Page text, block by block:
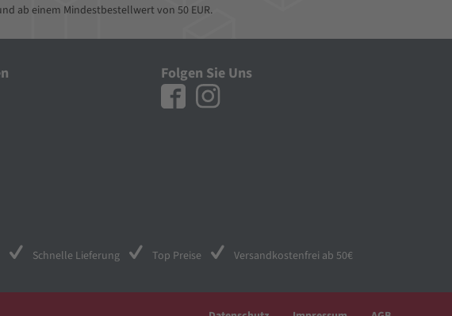
ab einem Mindestbestellwert von 50 EUR.
Folgen Sie Uns
Schnelle Lieferung Top Preise Versandkostenfrei ab 50€